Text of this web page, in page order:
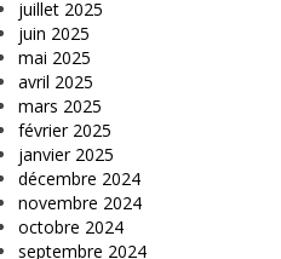
juillet 2025
juin 2025
mai 2025
avril 2025
mars 2025
février 2025
janvier 2025
décembre 2024
novembre 2024
octobre 2024
septembre 2024